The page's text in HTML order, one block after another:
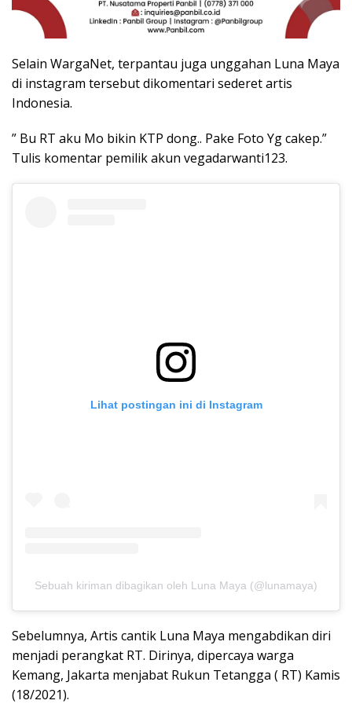
Selain WargaNet, terpantau juga unggahan Luna Maya
di instagram tersebut dikomentari sederet artis
Indonesia.
” Bu RT aku Mo bikin KTP dong.. Pake Foto Yg cakep.”
Tulis komentar pemilik akun vegadarwanti123.
Lihat postingan ini di Instagram
Sebuah kiriman dibagikan oleh Luna Maya (@lunamaya)
Sebelumnya, Artis cantik Luna Maya mengabdikan diri
menjadi perangkat RT. Dirinya, dipercaya warga
Kemang, Jakarta menjabat Rukun Tetangga ( RT) Kamis
(18/2021).